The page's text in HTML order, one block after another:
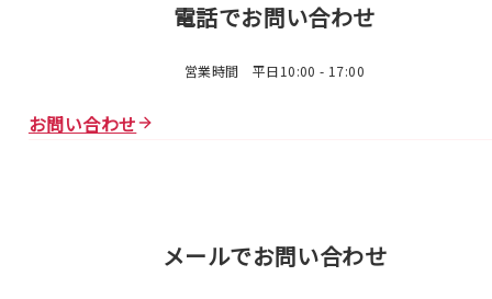
電話でお問い合わせ
営業時間 平日10:00 - 17:00
お問い合わせ
メールでお問い合わせ